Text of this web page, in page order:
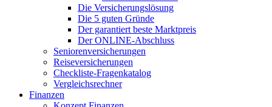
Die Versicherungslösung
Die 5 guten Gründe
Der garantiert beste Marktpreis
Der ONLINE-Abschluss
Seniorenversicherungen
Reiseversicherungen
Checkliste-Fragenkatalog
Vergleichsrechner
Finanzen